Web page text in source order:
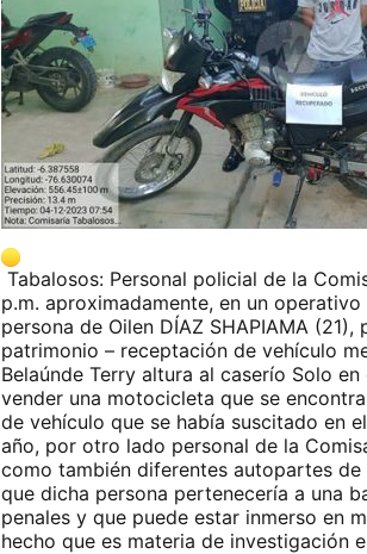
Tabalosos: Personal policial de la
p.m. aproximadamente, en un
persona de Oilen DÍAZ SHAPIAMA
patrimonio – receptación de vehículo
Belaúnde Terry altura al caserío Solo
vender una motocicleta que se
de vehículo que se había suscitado en
año, por otro lado personal de la
como también diferentes autopartes
que dicha persona pertenecería a una
penales y que puede estar inmerso en
hecho que es materia de investigación